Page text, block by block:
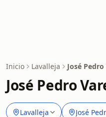
Inicio Lavalleja José
José Pedro
Lavalleja José